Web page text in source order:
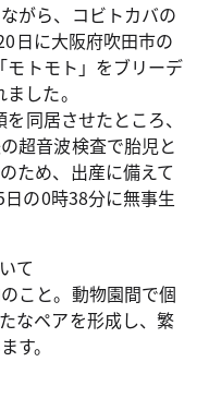
がら、コビトカバの
日に大阪府吹田市の
モトモト」をブリーデ
した。
同居させたところ、
超音波検査で胎児と
ため、出産に備えて
の0時38分に無事生
て
こと。動物園間で個
なペアを形成し、繁
す。